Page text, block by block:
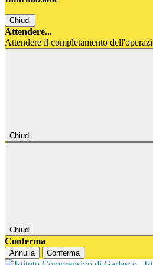
Chiudi
Attendere...
Attendere il completamento
Chiudi
Chiudi
Conferma
Annulla Conferma